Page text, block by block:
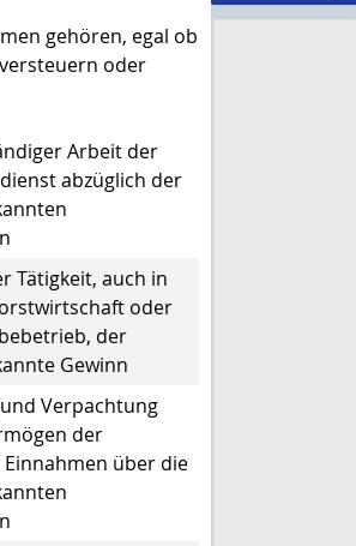
gehören, egal ob
oder
Arbeit der
abzüglich der
Tätigkeit, auch in
oder
der
Gewinn
Verpachtung
der
über die